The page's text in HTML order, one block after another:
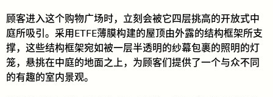
顾客进入这个购物广场时，立刻会被它四层挑高的开放式中
庭所吸引。采用ETFE薄膜构建的屋顶由外露的结构框架所支
撑，这些结构框架宛如被一层半透明的纱幕包裹的照明的灯
笼，悬挑在中庭的地面之上，为顾客们提供了一个与众不同
的有趣的室内景观。